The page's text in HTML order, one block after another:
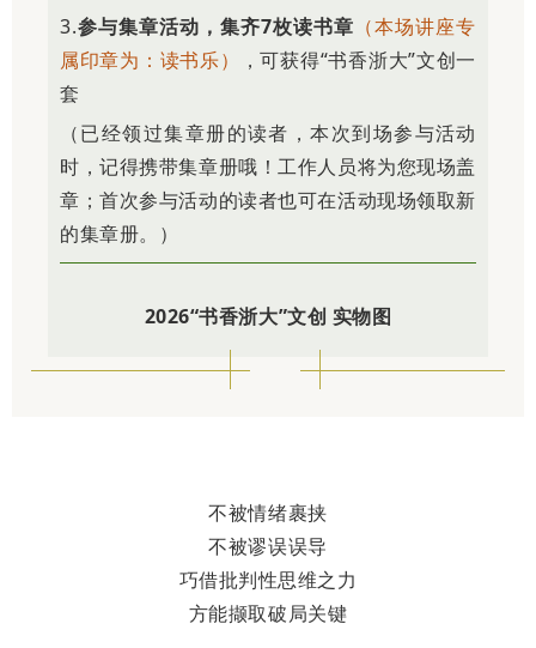
3.参与集章活动，集齐7枚读书章 （本场讲座专
属印章为：读书乐）
，可获得“书香浙大”文创一
套
（已经领过集章册的读者，本次到场参与活动
时，记得携带集章册哦！工作人员将为您现场盖
章；首次参与活动的读者也可在活动现场领取新
的集章册。）
2026“书香浙大”文创 实物图
不被情绪裹挟
不被谬误误导
巧借批判性思维之力
方能撷取破局关键